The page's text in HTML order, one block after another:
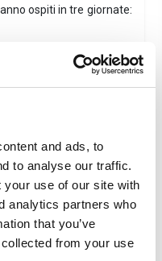
and ads, to
to analyse our traffic.
your use of our site with
analytics partners who
that you’ve
from your use
ospiti in tre giornate:
a due passi dal
per soggiorni dal
al 12/09/26
centro di Gabicce in una
dal mare.
in loco, spiaggia